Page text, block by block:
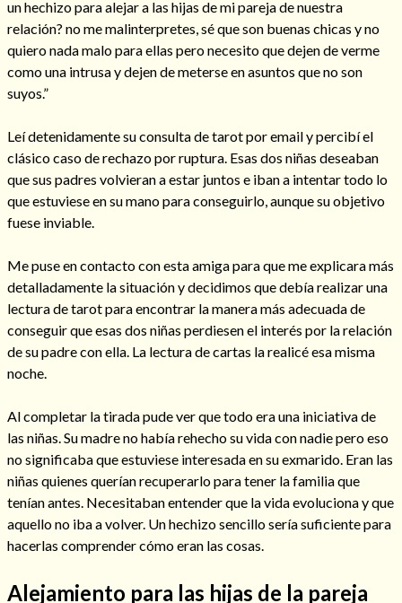
Cómo alejar a la amante de mi esposo
Endulzamiento
un hechizo para alejar a las hijas de mi pareja de nuestra
relación? no me malinterpretes, sé que son buenas chicas y no
quiero nada malo para ellas pero necesito que dejen de verme
como una intrusa y dejen de meterse en asuntos que no son
suyos.”
Leí detenidamente su consulta de tarot por email y percibí el
clásico caso de rechazo por ruptura. Esas dos niñas deseaban
que sus padres volvieran a estar juntos e iban a intentar todo lo
que estuviese en su mano para conseguirlo, aunque su objetivo
fuese inviable.
Me puse en contacto con esta amiga para que me explicara más
detalladamente la situación y decidimos que debía realizar una
lectura de tarot para encontrar la manera más adecuada de
conseguir que esas dos niñas perdiesen el interés por la relación
de su padre con ella. La lectura de cartas la realicé esa misma
noche.
Al completar la tirada pude ver que todo era una iniciativa de
las niñas. Su madre no había rehecho su vida con nadie pero eso
no significaba que estuviese interesada en su exmarido. Eran las
niñas quienes querían recuperarlo para tener la familia que
tenían antes. Necesitaban entender que la vida evoluciona y que
aquello no iba a volver. Un hechizo sencillo sería suficiente para
hacerlas comprender cómo eran las cosas.
Alejamiento para las hijas de la pareja